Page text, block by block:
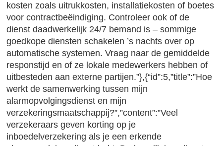
kosten zoals uitrukkosten, installatiekosten of boetes
voor contractbeëindiging. Controleer ook of de
dienst daadwerkelijk 24/7 bemand is – sommige
goedkope diensten schakelen ’s nachts over op
automatische systemen. Vraag naar de gemiddelde
responstijd en of ze lokale medewerkers hebben of
uitbesteden aan externe partijen.”},{“id”:5,”title”:”Hoe
werkt de samenwerking tussen mijn
alarmopvolgingsdienst en mijn
verzekeringsmaatschappij?”,”content”:”Veel
verzekeraars geven korting op je
inboedelverzekering als je een erkende